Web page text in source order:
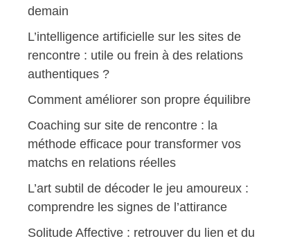
demain
L’intelligence artificielle sur les sites de
rencontre : utile ou frein à des relations
authentiques ?
Comment améliorer son propre équilibre
Coaching sur site de rencontre : la
méthode efficace pour transformer vos
matchs en relations réelles
L’art subtil de décoder le jeu amoureux :
comprendre les signes de l’attirance
Solitude Affective : retrouver du lien et du